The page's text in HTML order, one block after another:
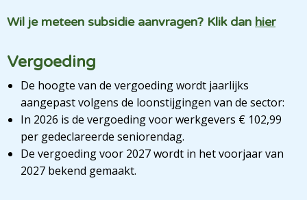
Wil je meteen subsidie aanvragen? Klik dan hier
Vergoeding
De hoogte van de vergoeding wordt jaarlijks
aangepast volgens de loonstijgingen van de sector:
In 2026 is de vergoeding voor werkgevers € 102,99
per gedeclareerde seniorendag.
De vergoeding voor 2027 wordt in het voorjaar van
2027 bekend gemaakt.